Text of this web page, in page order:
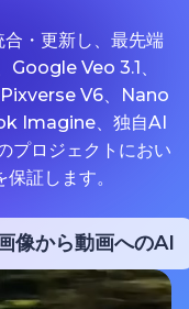
・更新し、最先端
Google Veo 3.1、
V6、Nano
Imagine、独自AI
プロジェクトにおい
証します。
像から動画へのAI